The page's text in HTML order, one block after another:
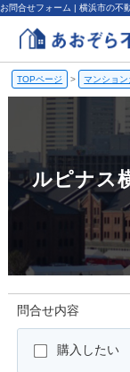
お問合せフォーム | 横浜市の不
TOPページ > マンショ
ルピナス
問合せ内容
購入したい